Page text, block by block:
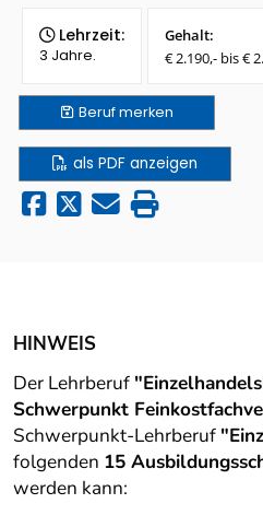
Lehrzeit:
3 Jahre.
Gehalt:
€ 2.190,- bis €
Berufmerken
als PDF anzeigen
HINWEIS
Der Lehrberuf
Schwerpunkt
Schwerpunkt-Lehrberuf
folgenden 15
werden kann: